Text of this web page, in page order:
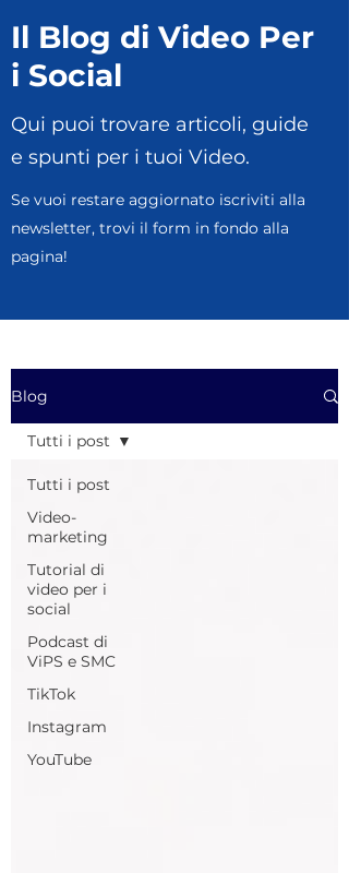
Il Blog di Video Per
i Social
Qui puoi trovare articoli, guide
e spunti per i tuoi Video.
Se vuoi restare aggiornato iscriviti alla
newsletter, trovi il form in fondo alla
pagina!
Blog
Tutti i post
Video-
marketing
Tutorial di
video per i
social
Podcast di
ViPS e SMC
TikTok
Instagram
YouTube
Tutti i post